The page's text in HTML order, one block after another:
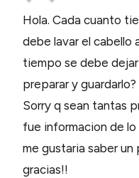
Hola. Cada cuanto
debe lavar el cabello
tiempo se debe
preparar y guardarlo?
Sorry q sean tantas
fue informacion de lo
me gustaria saber
gracias!!